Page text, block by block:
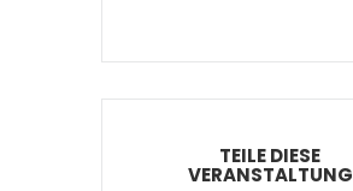
TEILE DIESE
VERANSTALTUNG